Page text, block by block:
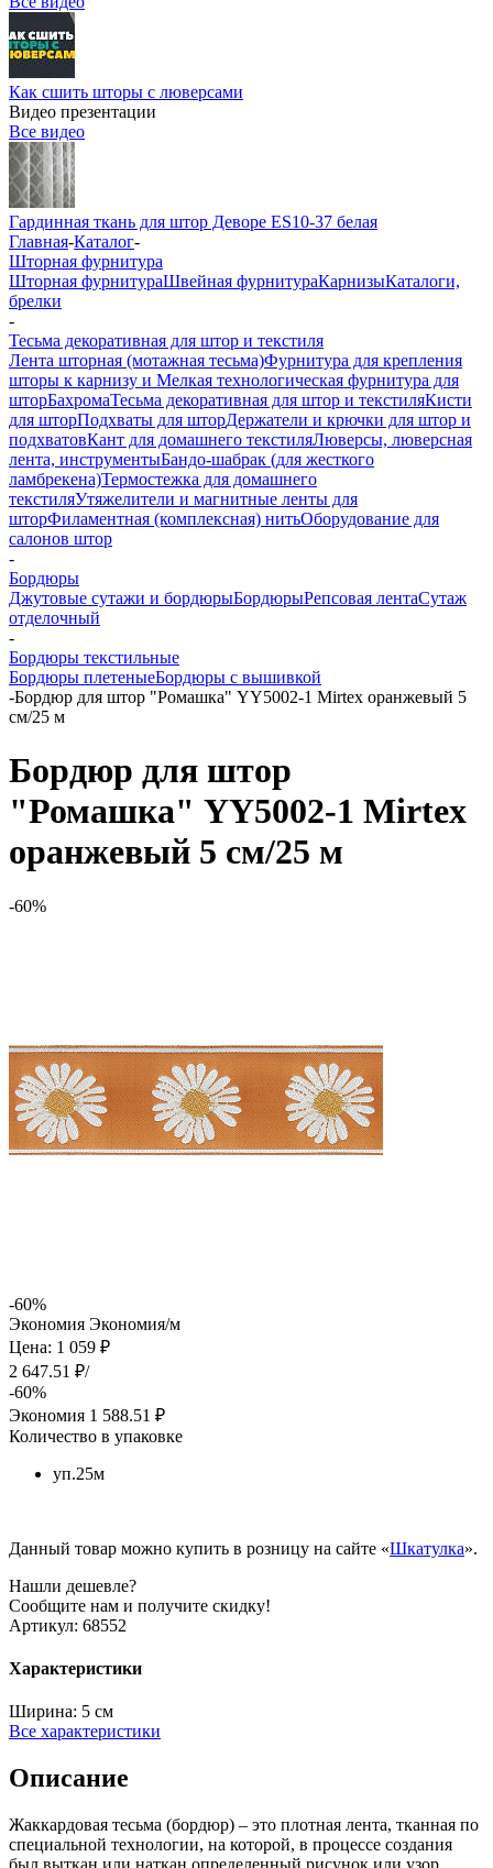
Как сшить шторы с люверсами
Видео презентации
Все видео
Гардинная ткань для штор Деворе ES10-37 белая
Главная-Каталог-
Шторная фурнитура
Шторная фурнитураШвейная фурнитураКарнизыКаталоги,
брелки
-
Тесьма декоративная для штор и текстиля
Лента шторная (мотажная тесьма)Фурнитура для крепления
шторы к карнизу и Мелкая технологическая фурнитура для
шторБахромаТесьма декоративная для штор и текстиляКисти
для шторПодхваты для шторДержатели и крючки для штор и
подхватовКант для домашнего текстиляЛюверсы, люверсная
лента, инструментыБандо-шабрак (для жесткого
ламбрекена)Термостежка для домашнего
текстиляУтяжелители и магнитные ленты для
шторФиламентная (комплексная) нитьОборудование для
салонов штор
-
Бордюры
Джутовые сутажи и бордюрыБордюрыРепсовая лентаСутаж
отделочный
-
Бордюры текстильные
Бордюры плетеныеБордюры с вышивкой
-Бордюр для штор "Ромашка" YY5002-1 Mirtex оранжевый 5
см/25 м
Бордюр для штор
"Ромашка" YY5002-1 Mirtex
оранжевый 5 см/25 м
-60%
-60%
Экономия Экономия/м
Цена: 1 059 ₽
2 647.51 ₽/
-60%
Экономия 1 588.51 ₽
Количество в упаковке
уп.25м
Данный товар можно купить в розницу на сайте «Шкатулка».
Нашли дешевле?
Сообщите нам и получите скидку!
Артикул: 68552
Характеристики
Ширина: 5 см
Все характеристики
Описание
Жаккардовая тесьма (бордюр) – это плотная лента, тканная по
специальной технологии, на которой, в процессе создания